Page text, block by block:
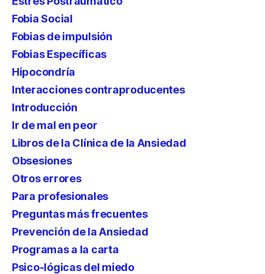
Fobia Social
Fobias de impulsión
Fobias Específicas
Hipocondría
Interacciones contraproducentes
Introducción
Ir de mal en peor
Libros de la Clínica de la Ansiedad
Obsesiones
Otros errores
Para profesionales
Preguntas más frecuentes
Prevención de la Ansiedad
Programas a la carta
Psico-lógicas del miedo